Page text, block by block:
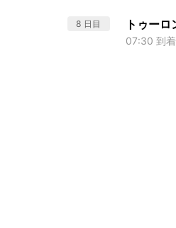
8 日目 トゥー
07:30 到着